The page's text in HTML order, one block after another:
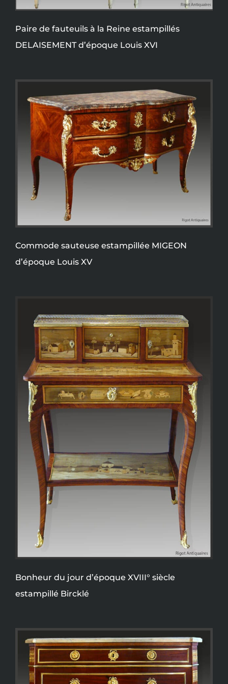
Paire de fauteuils à la Reine estampillés
DELAISEMENT d’époque Louis XVI
Commode sauteuse estampillée MIGEON
d’époque Louis XV
Bonheur du jour d’époque XVIII° siècle
estampillé Bircklé